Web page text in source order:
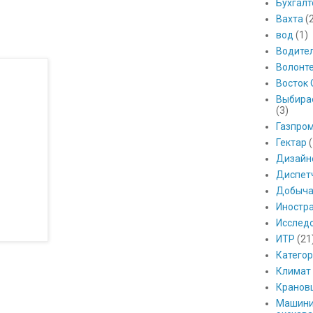
Вахта
вод (1)
Восток
(3)
Гектар
Добыча
ИТР
Климат